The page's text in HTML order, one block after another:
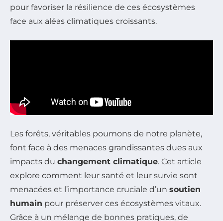
pour favoriser la résilience de ces écosystèmes
face aux aléas climatiques croissants.
Les forêts, véritables poumons de notre planète,
font face à des menaces grandissantes dues aux
impacts du changement climatique. Cet article
explore comment leur santé et leur survie sont
menacées et l’importance cruciale d’un soutien
humain pour préserver ces écosystèmes vitaux.
Grâce à un mélange de bonnes pratiques, de